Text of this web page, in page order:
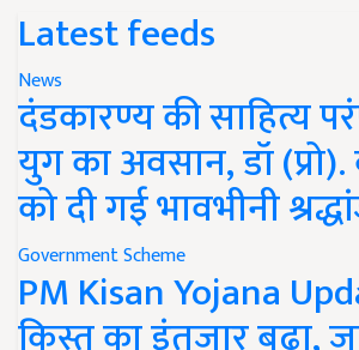
Latest feeds
News
दंडकारण्य की साहित्य
युग का अवसान, डॉ
को दी गई भावभीनी
Government Scheme
PM Kisan Yojana